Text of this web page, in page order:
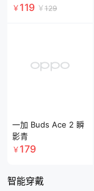
玉白
￥ 119 ￥129
一加 Buds Ace 2 瞬
影青
￥ 179
智能穿戴